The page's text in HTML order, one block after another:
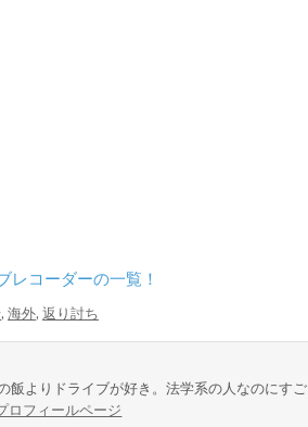
レコーダーの一覧！
,海外,返り討ち
飯よりドライブが好き。法学系の人なのにすご
ロフィールページ